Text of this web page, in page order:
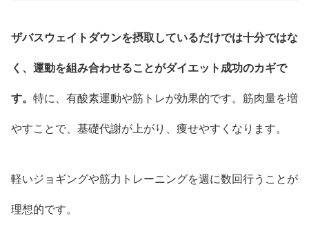
ザバスウェイトダウンを摂取しているだけでは十分ではな
く、運動を組み合わせることがダイエット成功のカギで
す。 特に、有酸素運動や筋トレが効果的です。筋肉量を増
やすことで、基礎代謝が上がり、痩せやすくなります。
軽いジョギングや筋力トレーニングを週に数回行うことが
理想的です。